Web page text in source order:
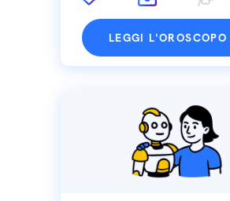
LEGGI L'OROSCOPO